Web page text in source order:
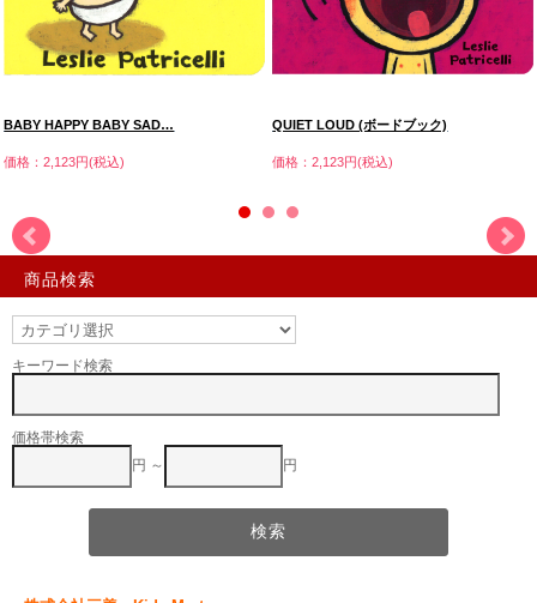
BABY HAPPY BABY SAD…
価格：2,123円(税込)
QUIET LOUD (ボードブック)
価格：2,123円(税込)
商品検索
キーワード検索
価格帯検索
円 ～
円